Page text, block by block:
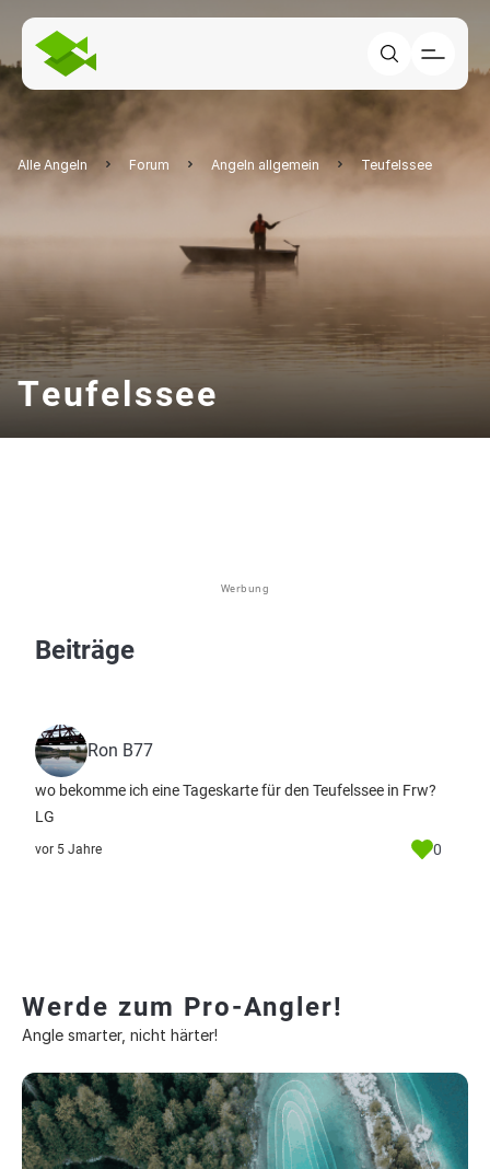
Alle Angeln Forum Angeln allgemein Teufelssee
Teufelssee
Werbung
Beiträge
Ron B77
wo bekomme ich eine Tageskarte für den Teufelssee in Frw?
LG
vor 5 Jahre 0
Werde zum Pro-Angler!
Angle smarter, nicht härter!